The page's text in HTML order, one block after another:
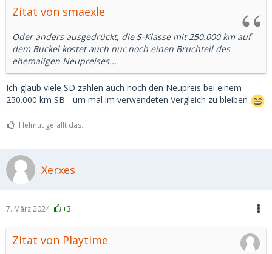
Zitat von smaexle
Oder anders ausgedrückt, die S-Klasse mit 250.000 km auf
dem Buckel kostet auch nur noch einen Bruchteil des
ehemaligen Neupreises...
Ich glaub viele SD zahlen auch noch den Neupreis bei einem
250.000 km SB - um mal im verwendeten Vergleich zu bleiben
Helmut gefällt das.
Xerxes
7. März 2024 +3
Zitat von Playtime